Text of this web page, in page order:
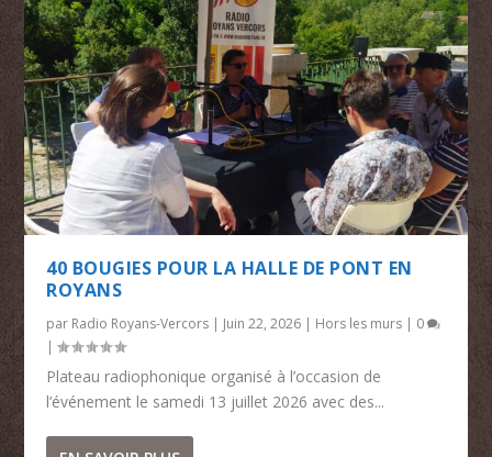
40 BOUGIES POUR LA HALLE DE PONT EN
ROYANS
par Radio Royans-Vercors | Juin 22, 2026 | Hors les murs | 0
|
Plateau radiophonique organisé à l’occasion de
l’événement le samedi 13 juillet 2026 avec des...